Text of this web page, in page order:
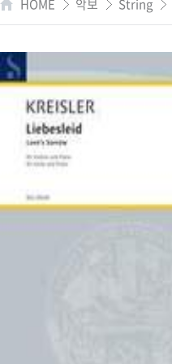
HOME 악보 String